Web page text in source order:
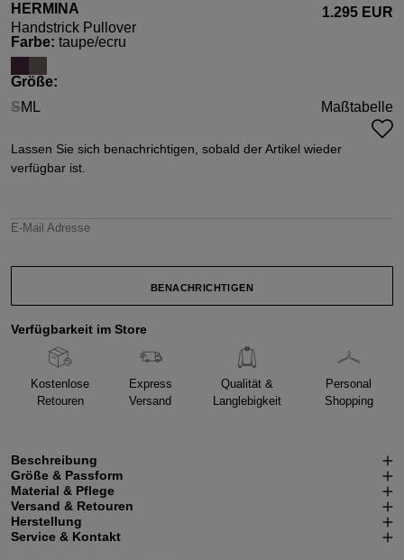
HERMINA
Handstrick Pullover
1.295 EUR
Farbeauswählen
: taupe/ecru
Größeauswählen
:
S
(Diese Option ist zurzeit nicht verfügbar.)
M L Maßtabelle
Lassen Sie sich benachrichtigen, sobald der Artikel wieder
verfügbar ist.
E-Mail Adresse
BENACHRICHTIGEN
Verfügbarkeit im Store
Kostenlose
Retouren
Express
Versand
Qualität &
Langlebigkeit
Personal
Shopping
Beschreibung
Größe & Passform
Material & Pflege
Versand & Retouren
Herstellung
Service & Kontakt